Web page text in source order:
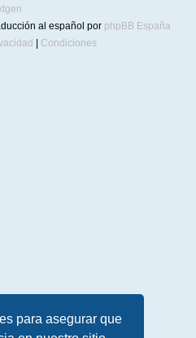
para asegurar que
al español por phpBB España
Condiciones